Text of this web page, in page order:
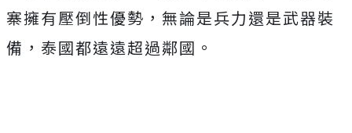
寨擁有壓倒性優勢，無論是兵力還是武器裝
備，泰國都遠遠超過鄰國。